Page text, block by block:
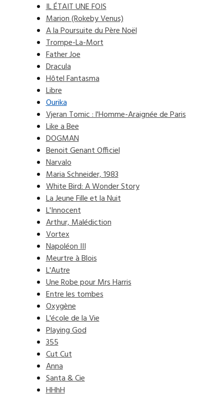
IL ÉTAIT UNE FOIS
Marion (Rokeby Venus)
A la Poursuite du Père Noël
Trompe-La-Mort
Father Joe
Dracula
Hôtel Fantasma
Libre
Ourika
Vjeran Tomic : l'Homme-Araignée de Paris
Like a Bee
DOGMAN
Benoit Genant Officiel
Narvalo
Maria Schneider, 1983
White Bird: A Wonder Story
La Jeune Fille et la Nuit
L'Innocent
Arthur, Malédiction
Vortex
Napoléon III
Meurtre à Blois
L'Autre
Une Robe pour Mrs Harris
Entre les tombes
Oxygène
L'école de la Vie
Playing God
355
Cut Cut
Anna
Santa & Cie
HHhH